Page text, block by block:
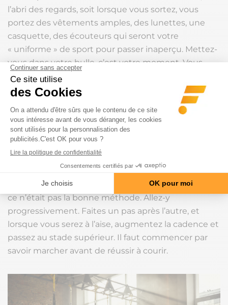
l’abri des regards, soit lorsque vous sortez, vous
portez des vêtements amples, des lunettes, une
casquette, des écouteurs qui seront votre
« uniforme » de sport pour passer inaperçu. Mettez-
vous dans votre bulle, c’est votre moment. Vous
n’êtes pas là pour être regardé mais pour vous
entraîner. Lorsque vous aurez dépassé ce complexe,
8. Je n’ai pas la condition
Si vous avez essayé et que vous vous êtes
découragés, c’est que vous n’avez pas trouvé le bon
rythme. Vous avez voulu aller trop vite, vous
entrainer trop dur et ça n’a pas marché, parce que
ce n’était pas la bonne méthode. Allez-y
progressivement. Faites un pas après l’autre, et
lorsque vous serez à l’aise, augmentez la cadence et
passez au stade supérieur. Il faut commencer par
savoir marcher avant de réussir à courir.